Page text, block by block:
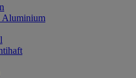
Aluminium